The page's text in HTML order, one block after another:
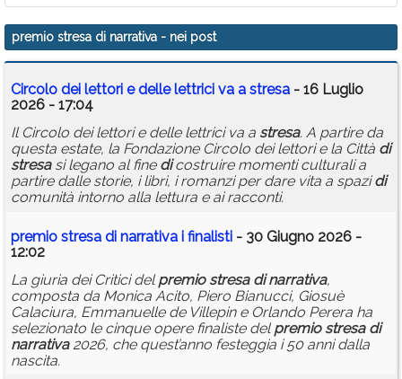
Rubriche
Calendario
Annunci
premio stresa di narrativa - nei post
Circolo dei lettori e delle lettrici va a stresa - 16 Luglio
2026 - 17:04
Il Circolo dei lettori e delle lettrici va a stresa. A partire da
questa estate, la Fondazione Circolo dei lettori e la Città di
stresasi legano al fine dicostruire momenti culturali a
partire dalle storie, i libri, i romanzi per dare vita a spazidi
comunità intorno alla lettura e ai racconti.
premio stresa di narrativa i finalisti - 30 Giugno 2026 -
12:02
La giuria dei Critici delpremio stresa di narrativa,
composta da Monica Acito, Piero Bianucci, Giosuè
Calaciura, Emmanuelle de Villepin e Orlando Perera ha
selezionato le cinque opere finaliste delpremio stresa di
narrativa2026, che quest’anno festeggia i 50 anni dalla
nascita.